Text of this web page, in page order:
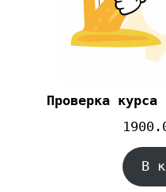
Проверка
В